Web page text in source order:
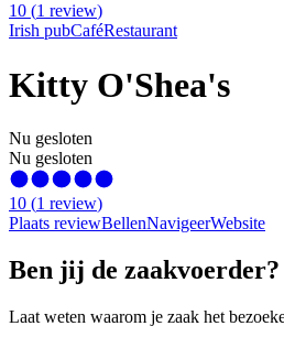
10 (1 review)
Irish pubCaféRestaurant
Kitty O'Shea's
Nu gesloten
Nu gesloten
10 (1 review)
Plaats reviewBellenNavigeerWebsite
Ben jij de zaakvoerder?
Laat weten waarom je zaak het